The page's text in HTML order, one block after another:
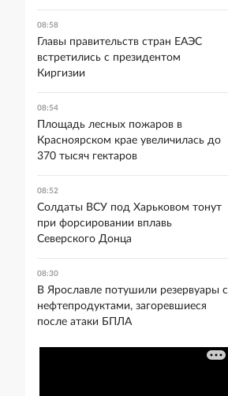
08:58
Главы правительств стран ЕАЭС
встретились с президентом
Киргизии
08:54
Площадь лесных пожаров в
Красноярском крае увеличилась до
370 тысяч гектаров
08:52
Солдаты ВСУ под Харьковом тонут
при форсировании вплавь
Северского Донца
08:30
В Ярославле потушили резервуары с
нефтепродуктами, загоревшиеся
после атаки БПЛА